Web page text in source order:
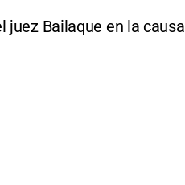
juez Bailaque en la causa